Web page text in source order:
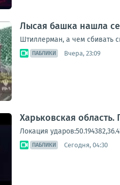
Лысая башка нашла
Штиллерман, а чем сбивать
ПАБЛИКИ Вчера, 23:09
Харьковская
Локация
ПАБЛИКИ Сегодня, 04:30